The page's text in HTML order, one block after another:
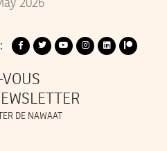
2026
VOUS
DE NAWAAT